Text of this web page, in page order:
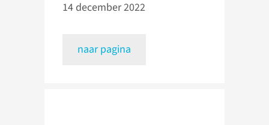
14 december 2022
naar pagina